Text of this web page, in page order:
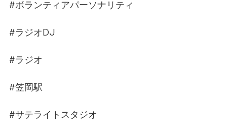
#ボランティアパーソナリティ
#ラジオDJ
#ラジオ
#笠岡駅
#サテライトスタジオ